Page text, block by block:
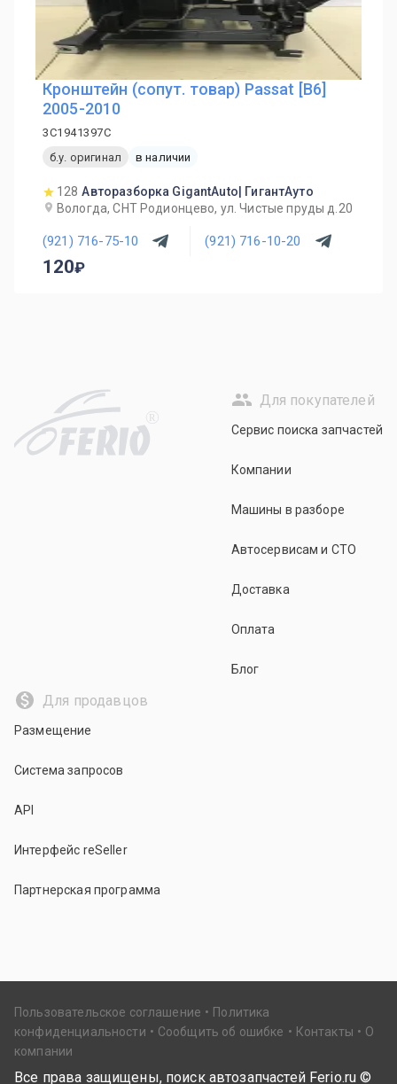
Кронштейн (сопут. товар) Passat [B6]
2005-2010
3C1941397C
б.у. оригинал
в наличии
128 Авторазборка GigantAuto| ГигантАуто
Вологда, СНТ Родионцево, ул. Чистые пруды д.20
(921) 716-75-10 (921) 716-10-20
120
R
Для покупателей
Сервис поиска запчастей
Компании
Машины в разборе
Автосервисам и СТО
Доставка
Оплата
Блог
Для продавцов
Размещение
Система запросов
API
Интерфейс reSeller
Партнерская программа
Пользовательское соглашение
Политика
конфиденциальности
Сообщить об ошибке Контакты
О
компании
Все права защищены, поиск автозапчастей Ferio.ru ©